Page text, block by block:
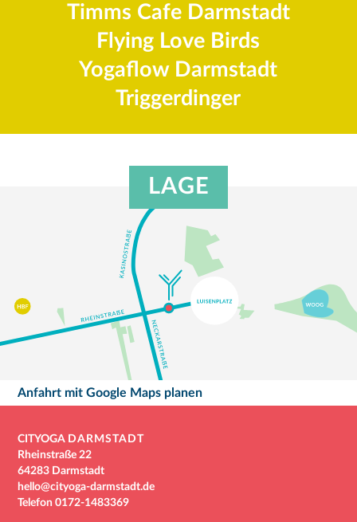
Timms Cafe Darmstadt
Flying Love Birds
Yogaflow Darmstadt
Triggerdinger
LAGE
Anfahrt mit Google Maps planen
CITYOGA DARMSTADT
Rheinstraße 22
64283 Darmstadt
hello@cityoga-darmstadt.de
Telefon0172-1483369